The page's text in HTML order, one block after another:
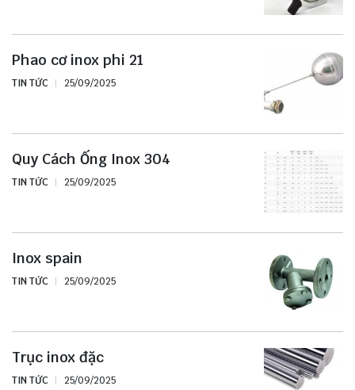
Phao cơ inox phi 21
TIN TỨC 25/09/2025
Quy Cách Ống Inox 304
TIN TỨC 25/09/2025
Inox spain
TIN TỨC 25/09/2025
Trục inox đặc
TIN TỨC 25/09/2025